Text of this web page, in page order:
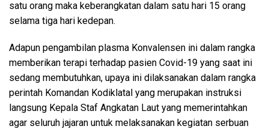
satu orang maka keberangkatan dalam satu hari 15 orang
selama tiga hari kedepan.
Adapun pengambilan plasma Konvalensen ini dalam rangka
memberikan terapi terhadap pasien Covid-19 yang saat ini
sedang membutuhkan, upaya ini dilaksanakan dalam rangka
perintah Komandan Kodiklatal yang merupakan instruksi
langsung Kepala Staf Angkatan Laut yang memerintahkan
agar seluruh jajaran untuk melaksanakan kegiatan serbuan